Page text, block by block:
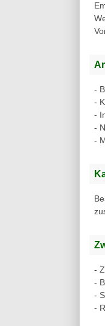
-
-
-
-
-
-
-
-
-